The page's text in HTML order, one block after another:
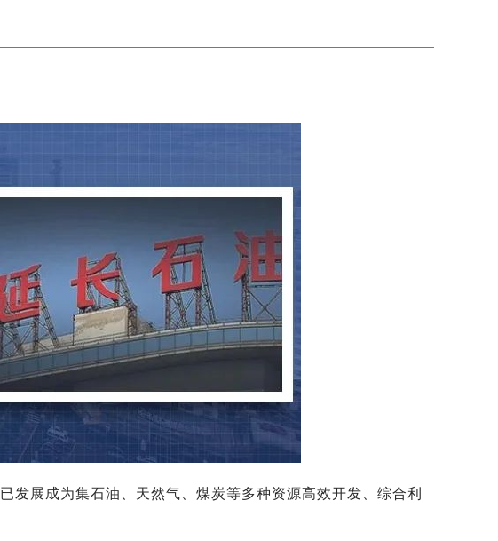
发展成为集石油、天然气、煤炭等多种资源高效开发、综合利